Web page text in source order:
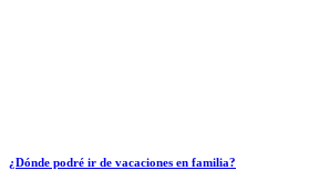
¿Dónde podré ir de vacaciones en familia?